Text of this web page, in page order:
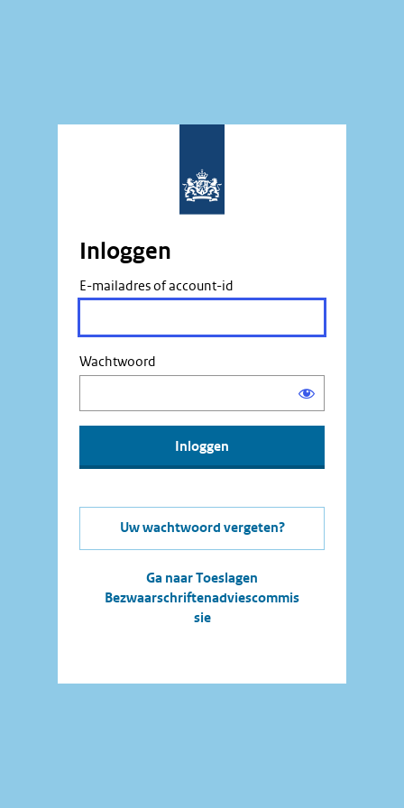
Inloggen
E-mailadres of account-id
Wachtwoord
Uw wachtwoord vergeten?
Ga naar Toeslagen
Bezwaarschriftenadviescommis
sie